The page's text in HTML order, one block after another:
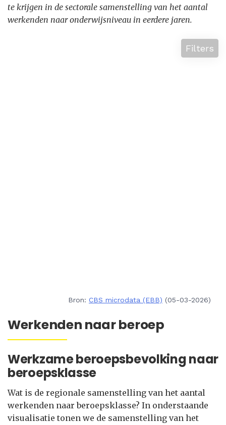
te krijgen in de sectorale samenstelling van het aantal
werkenden naar onderwijsniveau in eerdere jaren.
Filters
Bron: CBS microdata (EBB) (05-03-2026)
Werkenden naar beroep
Werkzame beroepsbevolking naar
beroepsklasse
Wat is de regionale samenstelling van het aantal
werkenden naar beroepsklasse? In onderstaande
visualisatie tonen we de samenstelling van het